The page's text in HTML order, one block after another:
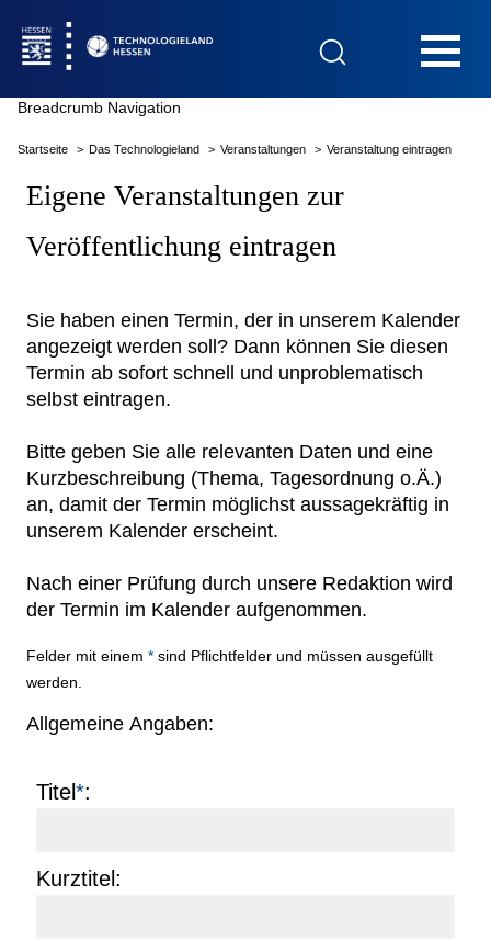
Innovationsfelder
Beratung & Förderung
Netzwerke
Breadcrumb Navigation
Startseite Das Technologieland Veranstaltungen Veranstaltung eintragen
Eigene Veranstaltungen zur
Veröffentlichung eintragen
Sie haben einen Termin, der in unserem Kalender
angezeigt werden soll? Dann können Sie diesen
Termin ab sofort schnell und unproblematisch
selbst eintragen.
Bitte geben Sie alle relevanten Daten und eine
Kurzbeschreibung (Thema, Tagesordnung o.Ä.)
an, damit der Termin möglichst aussagekräftig in
unserem Kalender erscheint.
Nach einer Prüfung durch unsere Redaktion wird
der Termin im Kalender aufgenommen.
Felder mit einem * Stern
sind Pflichtfelder und müssen ausgefüllt
werden.
Allgemeine Angaben:
Titel*:
Kurztitel: